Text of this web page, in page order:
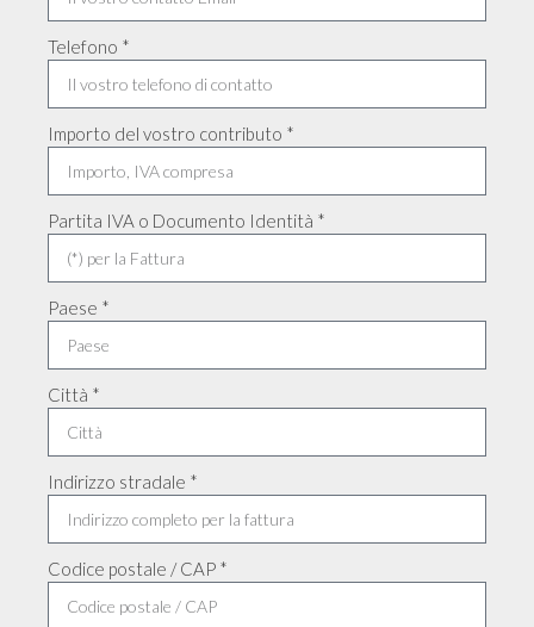
Telefono *
Importo del vostro contributo *
Partita IVA o Documento Identità *
Paese *
Città *
Indirizzo stradale *
Codice postale / CAP *